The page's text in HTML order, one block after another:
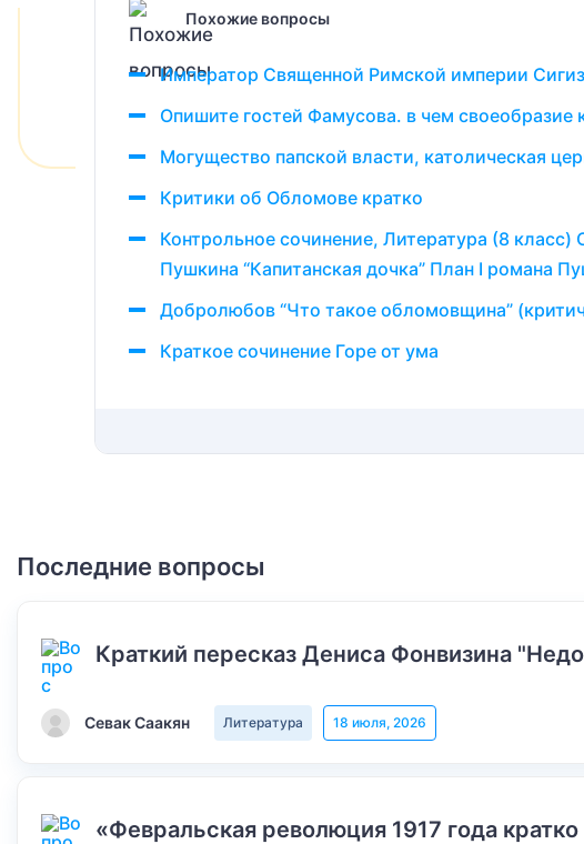
Похожие вопросы
Император Священной Римской империи
Опишите гостей Фамусова. в чем своеобразие
Могущество папской власти, католическая
Критики об Обломове кратко
Контрольное сочинение, Литература (8
Пушкина “Капитанская дочка” План I романа
Добролюбов “Что такое обломовщина”
Краткое сочинение Горе от ума
Последние вопросы
Краткий пересказ Дениса Фонвизина
Севак Саакян Литература 18 июля, 2026
«Февральская революция 1917 года кратко